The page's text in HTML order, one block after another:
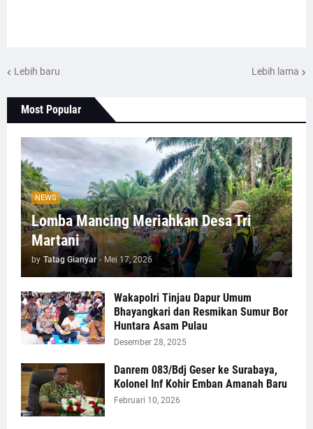
Lebih baru Lebih lama
Most Popular
NEWS
Lomba Mancing Meriahkan Desa Tri
Martani
by Tatag Gianyar - Mei 17, 2026
Wakapolri Tinjau Dapur Umum
Bhayangkari dan Resmikan Sumur Bor
Huntara Asam Pulau
Desember 28, 2025
Danrem 083/Bdj Geser ke Surabaya,
Kolonel Inf Kohir Emban Amanah Baru
Februari 10, 2026